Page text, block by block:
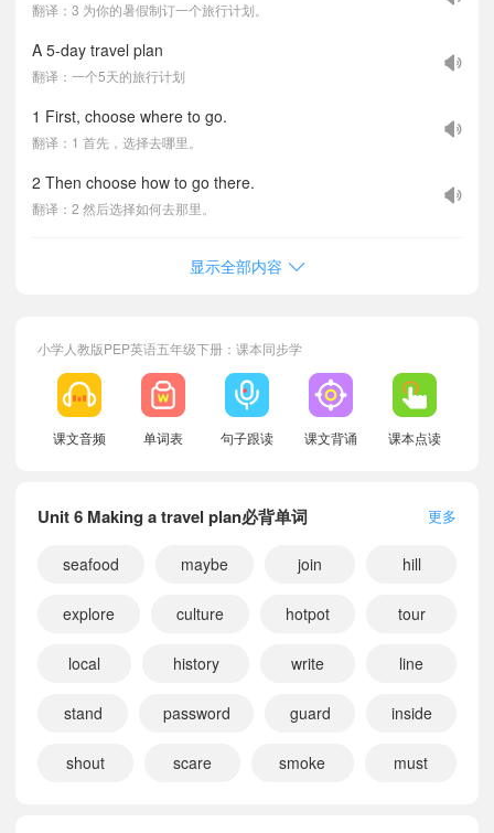
翻译：3 为你的暑假制订一个旅行计划。
A 5-day travel plan
翻译：一个5天的旅行计划
1 First, choose where to go.
翻译：1 首先，选择去哪里。
2 Then choose how to go there.
翻译：2 然后选择如何去那里。
显示全部内容
小学人教版PEP英语五年级下册：课本同步学
课文音频 单词表 句子跟读 课文背诵 课本点读
Unit 6 Making a travel plan必背单词 更多
seafood maybe join hill
explore culture hotpot tour
local history write line
stand password guard inside
shout scare smoke must